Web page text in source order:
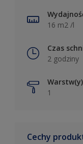
16 m2 /l
Czas
2 godziny
Warstw(y)
1
Cechy